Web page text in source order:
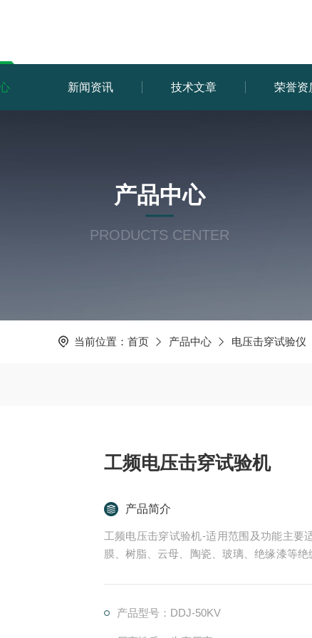
新闻资讯 技术文章 荣誉资
产品中心
PRODUCTS CENTER
当前位置： 首页 产品中心 电压击穿试验仪
工频电压击穿试验机
产品简介
工频电压击穿试验机-适用范围及功能主要
膜、树脂、云母、陶瓷、玻璃、绝缘漆等
产品型号：DDJ-50KV